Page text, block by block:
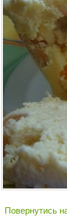
Повернутись